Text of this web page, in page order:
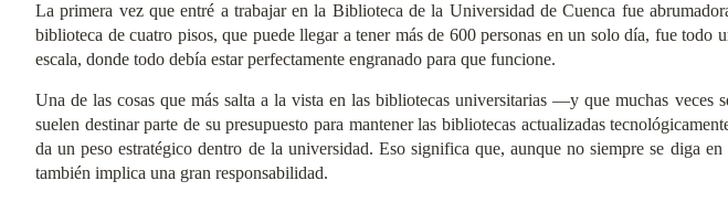
La primera vez que entré a trabajar en la Biblioteca de la Universidad de Cuenca fue
biblioteca de cuatro pisos, que puede llegar a tener más de 600 personas en un solo día, fue
escala, donde todo debía estar perfectamente engranado para que funcione.
Una de las cosas que más salta a la vista en las bibliotecas universitarias —y que muchas veces
suelen destinar parte de su presupuesto para mantener las bibliotecas actualizadas
da un peso estratégico dentro de la universidad. Eso significa que, aunque no siempre se diga
también implica una gran responsabilidad.